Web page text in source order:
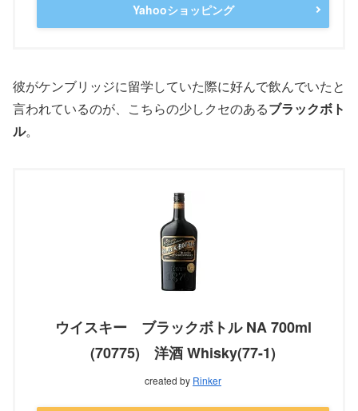
Yahooショッピング
彼がケンブリッジに留学していた際に好んで飲んでいたと
言われているのが、こちらの少しクセのあるブラックボト
ル。
ウイスキー ブラックボトル NA 700ml
(70775) 洋酒 Whisky(77-1)
created by Rinker